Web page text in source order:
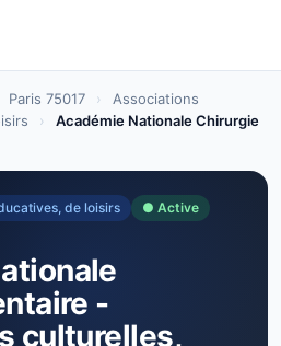
Paris 75017 ›
Associations
›
Académie Nationale Chirurgie
de loisirs ● Active
-
culturelles,